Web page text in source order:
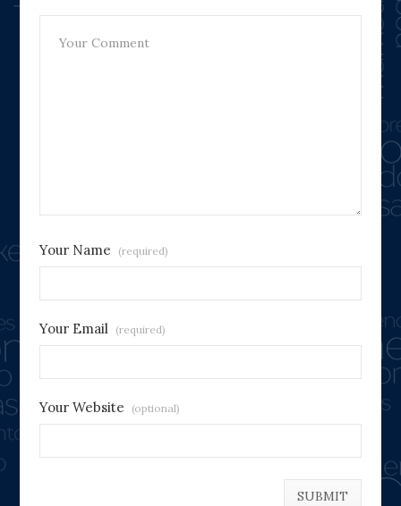
Your Name (required)
Your Email (required)
Your Website (optional)